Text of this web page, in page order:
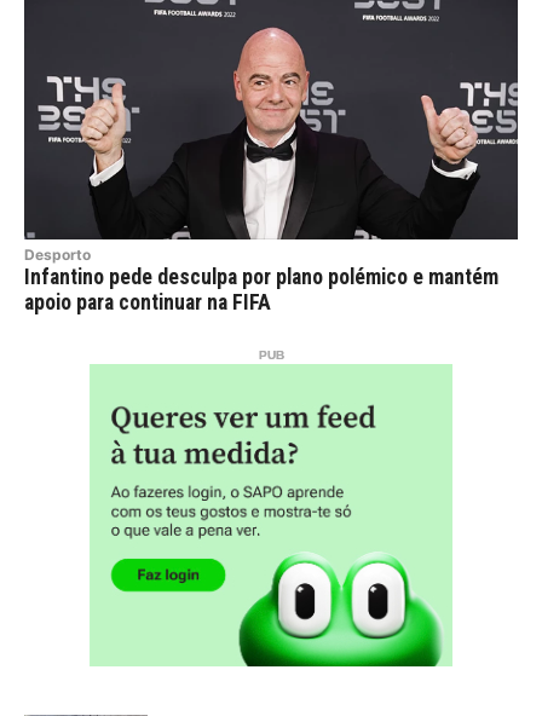
Desporto
Infantino pede desculpa por plano polémico e mantém
apoio para continuar na FIFA